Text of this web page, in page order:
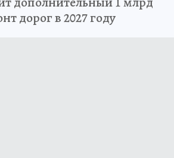
дорог в 2027 году